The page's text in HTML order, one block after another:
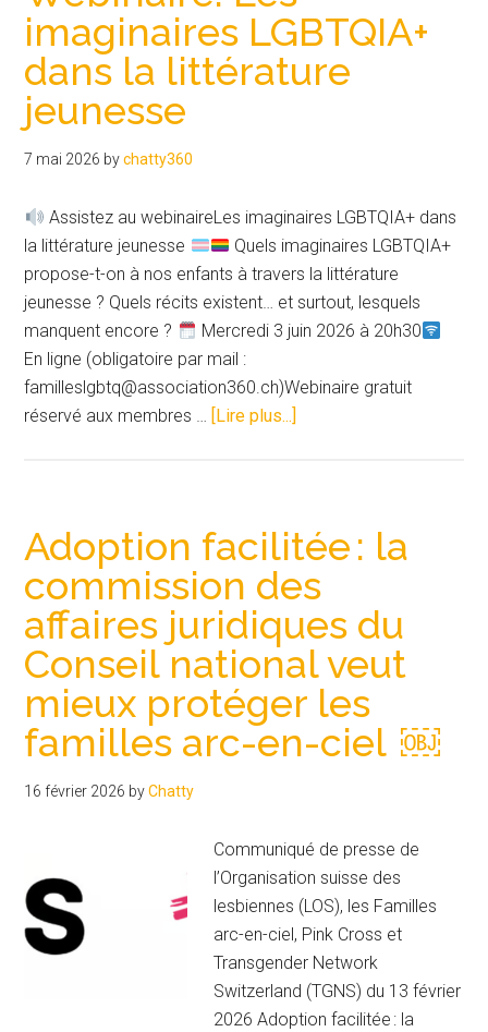
conjoint·e
:
le
Conseil
États
des
milliers
d’enfants
à
l’insécurité
juridique
imaginaires LGBTQIA+
dans la littérature
jeunesse
7 mai 2026 bychatty360
Assistez au webinaireLes imaginaires LGBTQIA+ dans
la littérature jeunesse
Quels imaginaires LGBTQIA+
propose-t-on à nos enfants à travers la littérature
jeunesse ? Quels récits existent… et surtout, lesquels
manquent encore ?
Mercredi 3 juin 2026 à 20h30
En ligne (obligatoire par mail :
familleslgbtq@association360.ch)Webinaire gratuit
réservé aux membres …
[Lire plus...]
LGBTQIA+
dans
la
littérature
jeunesse
Adoption facilitée : la
commission des
affaires juridiques du
Conseil national veut
mieux protéger les
familles arc-en-ciel ￼
16 février 2026 byChatty
Communiqué de presse de
l’Organisation suisse des
lesbiennes (LOS), les Familles
arc-en-ciel, Pink Cross et
Transgender Network
Switzerland (TGNS) du 13 février
2026 Adoption facilitée : la